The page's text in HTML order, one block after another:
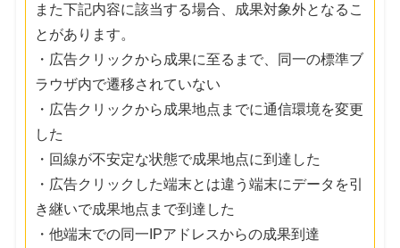
また下記内容に該当する場合、成果対象外となるこ
とがあります。
・広告クリックから成果に至るまで、同一の標準ブ
ラウザ内で遷移されていない
・広告クリックから成果地点までに通信環境を変更
した
・回線が不安定な状態で成果地点に到達した
・広告クリックした端末とは違う端末にデータを引
き継いで成果地点まで到達した
・他端末での同一IPアドレスからの成果到達